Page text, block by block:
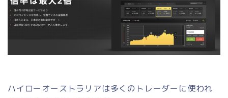
ハイローオーストラリアは多くのトレーダーに使われ